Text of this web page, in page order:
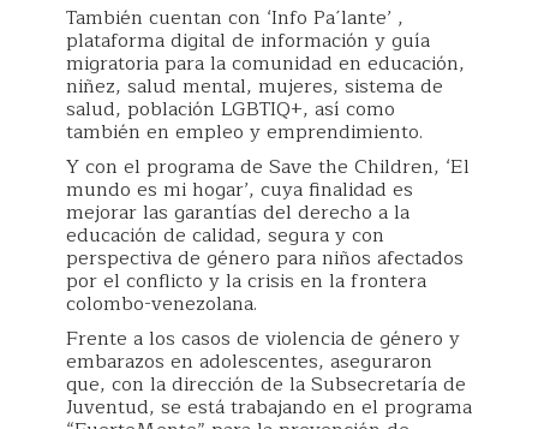
También cuentan con ‘Info Pa´lante’ ,
plataforma digital de información y guía
migratoria para la comunidad en educación,
niñez, salud mental, mujeres, sistema de
salud, población LGBTIQ+, así como
también en empleo y emprendimiento.
Y con el programa de Save the Children, ‘El
mundo es mi hogar’, cuya finalidad es
mejorar las garantías del derecho a la
educación de calidad, segura y con
perspectiva de género para niños afectados
por el conflicto y la crisis en la frontera
colombo-venezolana.
Frente a los casos de violencia de género y
embarazos en adolescentes, aseguraron
que, con la dirección de la Subsecretaría de
Juventud, se está trabajando en el programa